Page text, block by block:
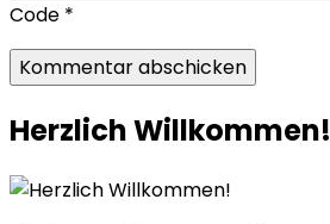
Code *
Herzlich Willkommen!